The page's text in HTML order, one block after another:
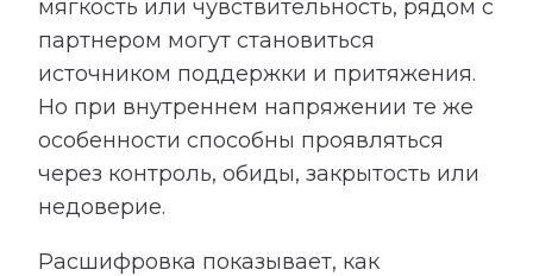
мягкость или чувствительность, рядом с
партнером могут становиться
источником поддержки и притяжения.
Но при внутреннем напряжении те же
особенности способны проявляться
через контроль, обиды, закрытость или
недоверие.
Расшифровка показывает, как